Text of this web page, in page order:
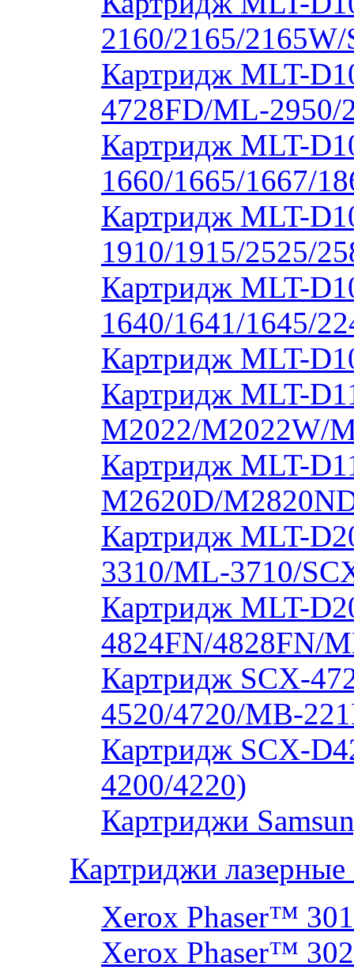
2160/2165/
Картридж MLT-
4728FD/ML-2950/
Картридж MLT-
1660/1665/1667/
Картридж MLT-
1910/1915/2525/
Картридж MLT-
1640/1641/1645/
Картридж MLT-
Картридж MLT-
M2022/M2022W/
Картридж MLT-
M2620D/
Картридж MLT-
3310/ML-3710/
Картридж MLT-
4824FN/4828FN/
Картридж SCX-
4520/4720/MB-
Картридж SCX-
4200/4220)
Картриджи
Картриджи
Xerox Phaser™
Xerox Phaser™